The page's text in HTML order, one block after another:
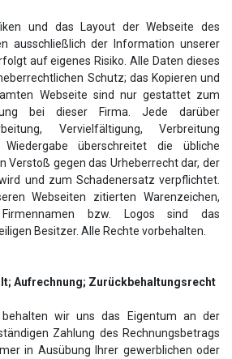
und das Layout der Webseite des
ausschließlich der Information unserer
auf eigenes Risiko. Alle Daten dieses
Schutz; das Kopieren und
Webseite sind nur gestattet zum
bei dieser Firma. Jede darüber
Vervielfältigung, Verbreitung
überschreitet die übliche
Verstoß gegen das Urheberrecht dar, der
und zum Schadenersatz verpflichtet.
Webseiten zitierten Warenzeichen,
bzw. Logos sind das
Besitzer. Alle Rechte vorbehalten.
Aufrechnung; Zurückbehaltungsrecht
wir uns das Eigentum an der
Zahlung des Rechnungsbetrags
in Ausübung Ihrer gewerblichen oder